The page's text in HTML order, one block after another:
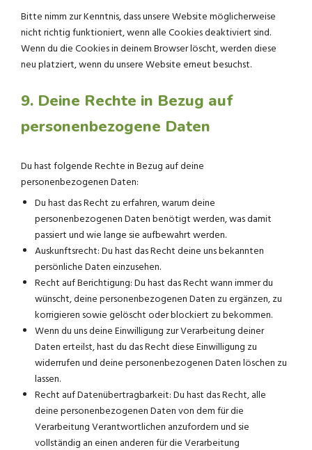
Bitte nimm zur Kenntnis, dass unsere Website möglicherweise
nicht richtig funktioniert, wenn alle Cookies deaktiviert sind.
Wenn du die Cookies in deinem Browser löscht, werden diese
neu platziert, wenn du unsere Website erneut besuchst.
9. Deine Rechte in Bezug auf
personenbezogene Daten
Du hast folgende Rechte in Bezug auf deine
personenbezogenen Daten:
Du hast das Recht zu erfahren, warum deine
personenbezogenen Daten benötigt werden, was damit
passiert und wie lange sie aufbewahrt werden.
Auskunftsrecht: Du hast das Recht deine uns bekannten
persönliche Daten einzusehen.
Recht auf Berichtigung: Du hast das Recht wann immer du
wünscht, deine personenbezogenen Daten zu ergänzen, zu
korrigieren sowie gelöscht oder blockiert zu bekommen.
Wenn du uns deine Einwilligung zur Verarbeitung deiner
Daten erteilst, hast du das Recht diese Einwilligung zu
widerrufen und deine personenbezogenen Daten löschen zu
lassen.
Recht auf Datenübertragbarkeit: Du hast das Recht, alle
deine personenbezogenen Daten von dem für die
Verarbeitung Verantwortlichen anzufordern und sie
vollständig an einen anderen für die Verarbeitung